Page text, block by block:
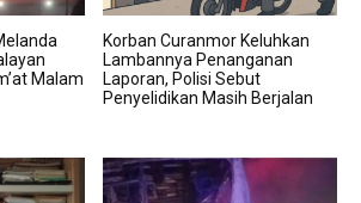
Malam
Korban Curanmor Keluhkan
Lambannya Penanganan
Laporan, Polisi Sebut
Penyelidikan Masih Berjalan